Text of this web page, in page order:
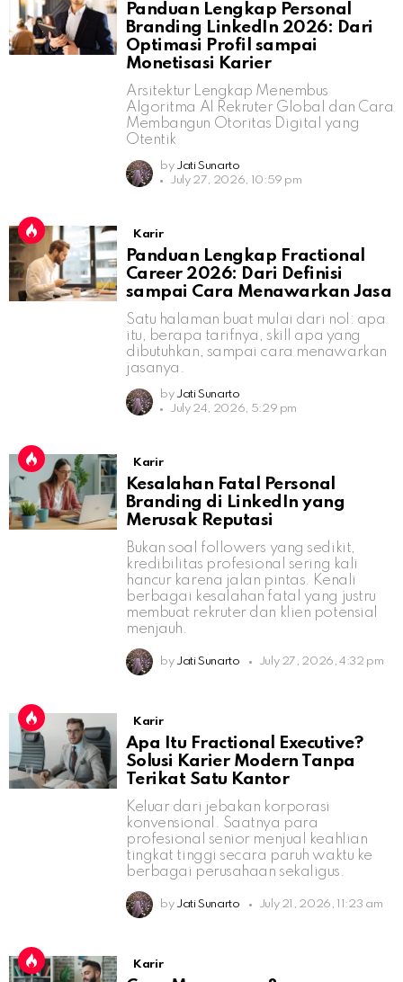
Panduan Lengkap Personal
Branding LinkedIn 2026: Dari
Optimasi Profil sampai
Monetisasi Karier
Arsitektur Lengkap Menembus
Algoritma AI Rekruter Global dan Cara
Membangun Otoritas Digital yang
Otentik
by Jati Sunarto
July 27, 2026, 10:59 pm
Karir
Panduan Lengkap Fractional
Career 2026: Dari Definisi
sampai Cara Menawarkan Jasa
Satu halaman buat mulai dari nol: apa
itu, berapa tarifnya, skill apa yang
dibutuhkan, sampai cara menawarkan
jasanya.
by Jati Sunarto
July 24, 2026, 5:29 pm
Karir
Kesalahan Fatal Personal
Branding di LinkedIn yang
Merusak Reputasi
Bukan soal followers yang sedikit,
kredibilitas profesional sering kali
hancur karena jalan pintas. Kenali
berbagai kesalahan fatal yang justru
membuat rekruter dan klien potensial
menjauh.
by Jati Sunarto July 27, 2026, 4:32 pm
Karir
Apa Itu Fractional Executive?
Solusi Karier Modern Tanpa
Terikat Satu Kantor
Keluar dari jebakan korporasi
konvensional. Saatnya para
profesional senior menjual keahlian
tingkat tinggi secara paruh waktu ke
berbagai perusahaan sekaligus.
by Jati Sunarto July 21, 2026, 11:23 am
Karir